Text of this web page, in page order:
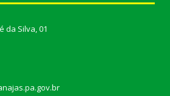
da Silva, 01